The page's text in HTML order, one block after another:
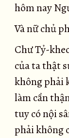
hôm nay
Và nữ chủ
Chư Tỷ-
của ta thật
không phải
làm cẩn
tuy có nội
phải không